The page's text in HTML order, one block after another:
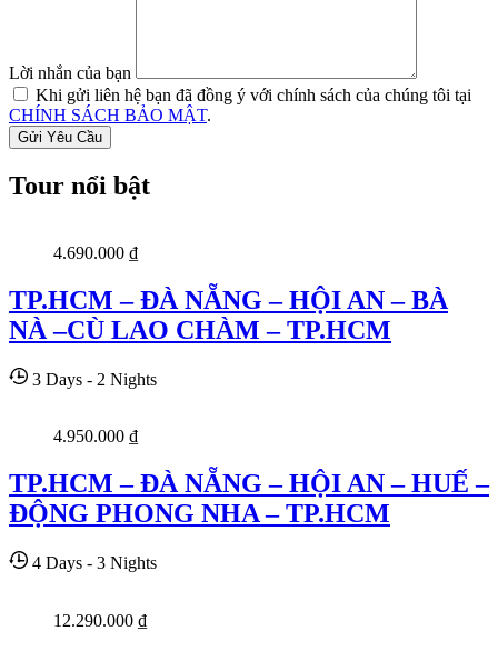
Lời nhắn của bạn
Khi gửi liên hệ bạn đã đồng ý với chính sách của chúng tôi tại
CHÍNH SÁCH BẢO MẬT.
Tour nổi bật
4.690.000 ₫
TP.HCM – ĐÀ NẴNG – HỘI AN – BÀ
NÀ –CÙ LAO CHÀM – TP.HCM
3 Days - 2 Nights
4.950.000 ₫
TP.HCM – ĐÀ NẴNG – HỘI AN – HUẾ –
ĐỘNG PHONG NHA – TP.HCM
4 Days - 3 Nights
12.290.000 ₫